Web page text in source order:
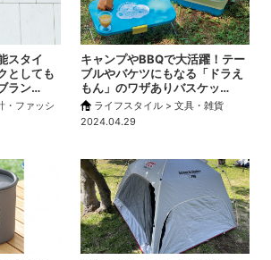
スタイ
としても
ラン…
・ファッシ
キャンプやBBQで大活躍！テー
ブルやバケツにもなる「ドラえ
もん」のワザありバスケッ…
ライフスタイル > 文具・雑貨
2024.04.29